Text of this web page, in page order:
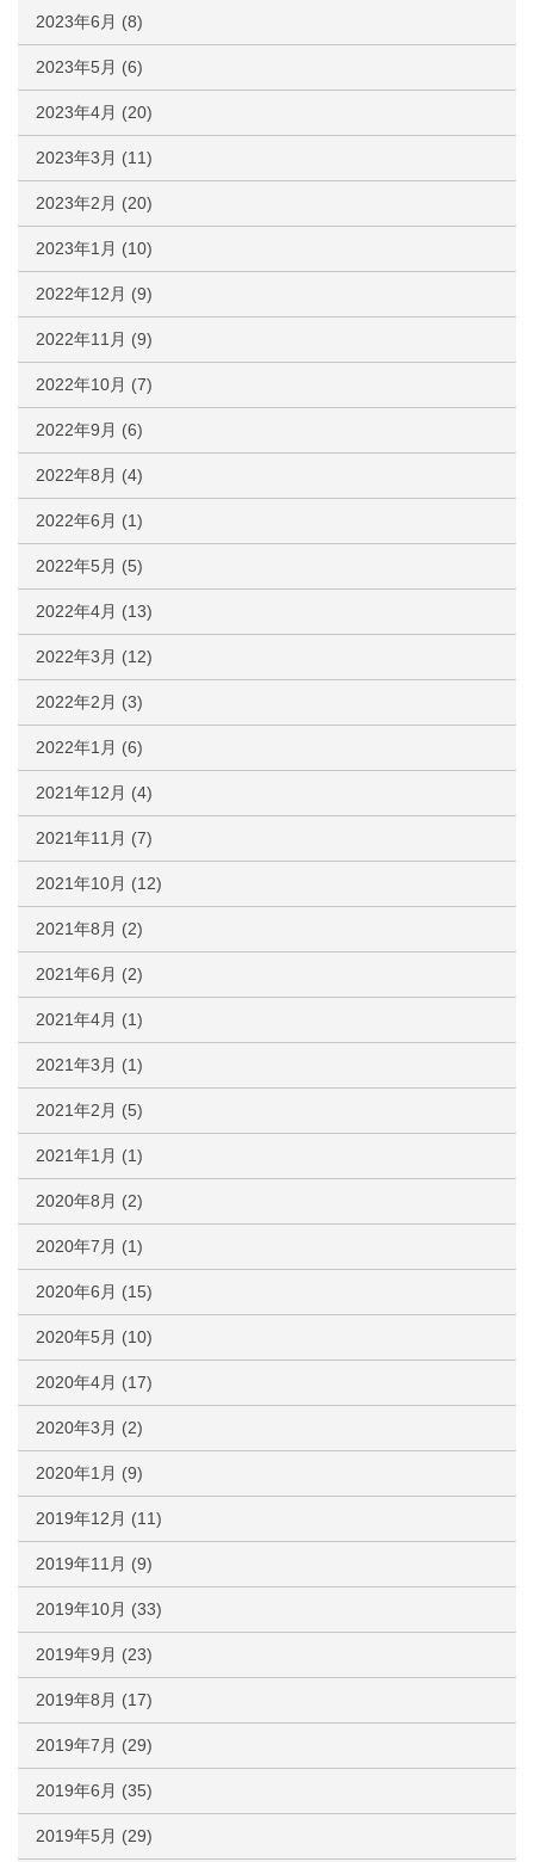
2023年6月 (8)
2023年5月 (6)
2023年4月 (20)
2023年3月 (11)
2023年2月 (20)
2023年1月 (10)
2022年12月 (9)
2022年11月 (9)
2022年10月 (7)
2022年9月 (6)
2022年8月 (4)
2022年6月 (1)
2022年5月 (5)
2022年4月 (13)
2022年3月 (12)
2022年2月 (3)
2022年1月 (6)
2021年12月 (4)
2021年11月 (7)
2021年10月 (12)
2021年8月 (2)
2021年6月 (2)
2021年4月 (1)
2021年3月 (1)
2021年2月 (5)
2021年1月 (1)
2020年8月 (2)
2020年7月 (1)
2020年6月 (15)
2020年5月 (10)
2020年4月 (17)
2020年3月 (2)
2020年1月 (9)
2019年12月 (11)
2019年11月 (9)
2019年10月 (33)
2019年9月 (23)
2019年8月 (17)
2019年7月 (29)
2019年6月 (35)
2019年5月 (29)